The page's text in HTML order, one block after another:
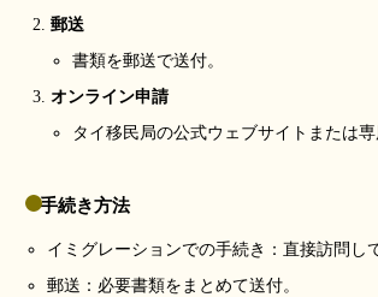
郵送
書類を郵送で送付。
オンライン申請
タイ移民局の公式ウェブサイトまたは専
手続き方法
イミグレーションでの手続き：直接訪問し
郵送：必要書類をまとめて送付。